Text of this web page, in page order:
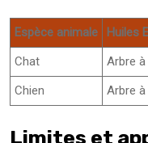
Espèce animale
Huiles
Chat
Arbre à
Chien
Arbre
Limites et